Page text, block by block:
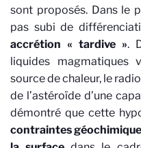
sont proposés. Dans le
pas subi de
accrétion « tardive ».
liquides magmatiques
source de chaleur, le
de l’astéroïde d’une
démontré que cette
contraintes